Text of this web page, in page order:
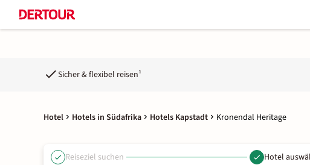
Sicher & flexibel reisen¹
Hotel Hotels in Südafrika Hotels Kapstadt Kronendal Heritage
Reiseziel suchen Hotel